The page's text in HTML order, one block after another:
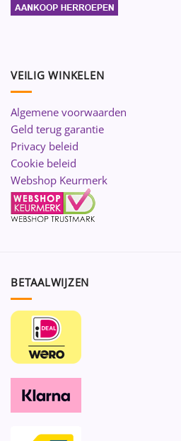
VEILIG WINKELEN
Algemene voorwaarden
Geld terug garantie
Privacy beleid
Cookie beleid
Webshop Keurmerk
BETAALWIJZEN